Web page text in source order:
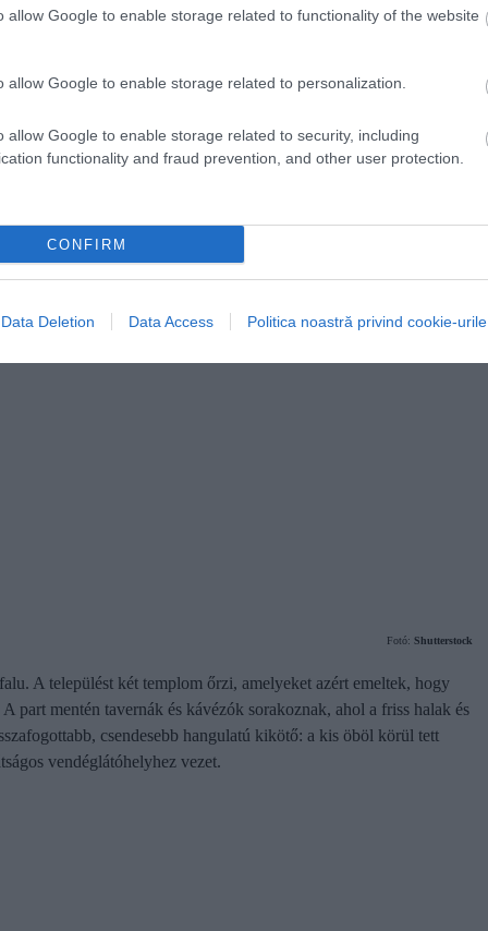
allow Google to enable storage related to functionality of the website
allow Google to enable storage related to personalization.
allow Google to enable storage related to security, including
functionality and fraud prevention, and other user protection.
CONFIRM
Data Deletion Data Access Politica noastră privind cookie-urile
adnak a sziget vonzerejéhez. Agios Ioannis, Fanari és
kedvelt. Aki még elzártabb partszakaszokat keres, annak
víz felől vagy nehezebben járható utakon közelíthetők meg.
Fotó: Shutterstock
A települést két templom őrzi, amelyeket azért emeltek, hogy
part mentén tavernák és kávézók sorakoznak, ahol a friss halak és
csendesebb hangulatú kikötő: a kis öböl körül tett
vendéglátóhelyhez vezet.